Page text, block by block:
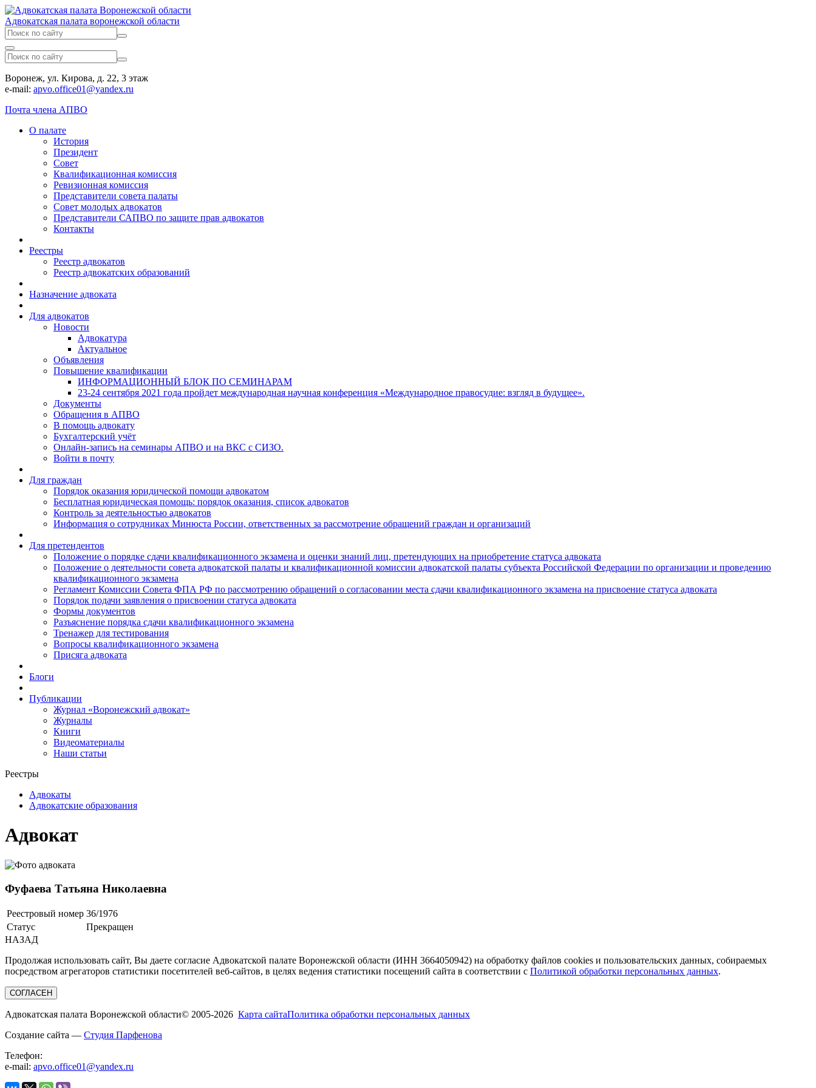
Адвокатская палата воронежской области
Воронеж, ул. Кирова, д. 22, 3 этаж
e-mail: apvo.office01@yandex.ru
Почта члена АПВО
О палате
История
Президент
Совет
Квалификационная комиссия
Ревизионная комиссия
Представители совета палаты
Совет молодых адвокатов
Представители САПВО по защите прав адвокатов
Контакты
Реестры
Реестр адвокатов
Реестр адвокатских образований
Назначение адвоката
Для адвокатов
Новости
Адвокатура
Актуальное
Объявления
Повышение квалификации
ИНФОРМАЦИОННЫЙ БЛОК ПО СЕМИНАРАМ
23-24 сентября 2021 года пройдет международная научная конференция «Международное правосудие: взгляд в будущее».
Документы
Обращения в АПВО
В помощь адвокату
Бухгалтерский учёт
Онлайн-запись на семинары АПВО и на ВКС с СИЗО.
Войти в почту
Для граждан
Порядок оказания юридической помощи адвокатом
Бесплатная юридическая помощь: порядок оказания, список адвокатов
Контроль за деятельностью адвокатов
Информация о сотрудниках Минюста России, ответственных за рассмотрение обращений граждан и организаций
Для претендентов
Положение о порядке сдачи квалификационного экзамена и оценки знаний лиц, претендующих на приобретение статуса адвоката
Положение о деятельности совета адвокатской палаты и квалификационной комиссии адвокатской палаты субъекта Российской Федерации по организации и проведению
квалификационного экзамена
Регламент Комиссии Совета ФПА РФ по рассмотрению обращений о согласовании места сдачи квалификационного экзамена на присвоение статуса адвоката
Порядок подачи заявления о присвоении статуса адвоката
Формы документов
Разъяснение порядка сдачи квалификационного экзамена
Тренажер для тестирования
Вопросы квалификационного экзамена
Присяга адвоката
Блоги
Публикации
Журнал «Воронежский адвокат»
Журналы
Книги
Видеоматериалы
Наши статьи
Реестры
Адвокаты
Адвокатские образования
Адвокат
Фуфаева Татьяна Николаевна
Реестровый номер 36/1976
Статус
Прекращен
НАЗАД
Продолжая использовать сайт, Вы даете согласие Адвокатской палате Воронежской области (ИНН 3664050942) на обработку файлов cookies и пользовательских данных, собираемых
посредством агрегаторов статистики посетителей веб-сайтов, в целях ведения статистики посещений сайта в соответствии с Политикой обработки персональных данных.
СОГЛАСЕН
Адвокатская палата Воронежской области© 2005-2026 Карта сайтаПолитика обработки персональных данных
Создание сайта — Студия Парфенова
Телефон:
e-mail: apvo.office01@yandex.ru